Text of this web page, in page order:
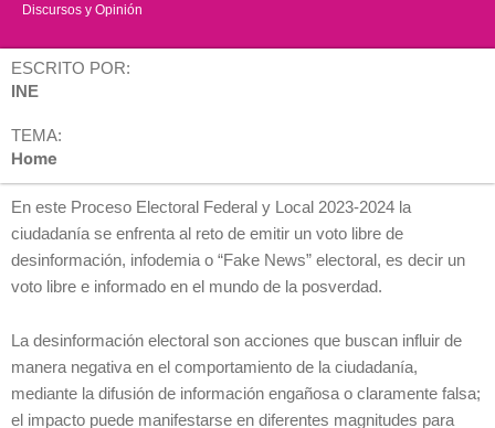
Discursos y Opinión
ESCRITO POR:
INE
TEMA:
Home
En este Proceso Electoral Federal y Local 2023-2024 la
ciudadanía se enfrenta al reto de emitir un voto libre de
desinformación, infodemia o “Fake News” electoral, es decir un
voto libre e informado en el mundo de la posverdad.
La desinformación electoral son acciones que buscan influir de
manera negativa en el comportamiento de la ciudadanía,
mediante la difusión de información engañosa o claramente falsa;
el impacto puede manifestarse en diferentes magnitudes para